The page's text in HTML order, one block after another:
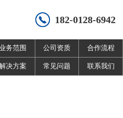
182-0128-6942
业务范围 公司资质 合作流程
决方案 常见问题 联系我们